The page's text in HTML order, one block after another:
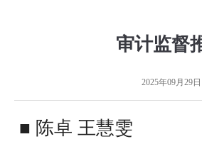
审计监督
2025年09月29
■ 陈卓 王慧雯